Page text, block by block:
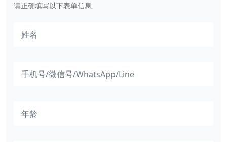
请正确填写以下表单信息